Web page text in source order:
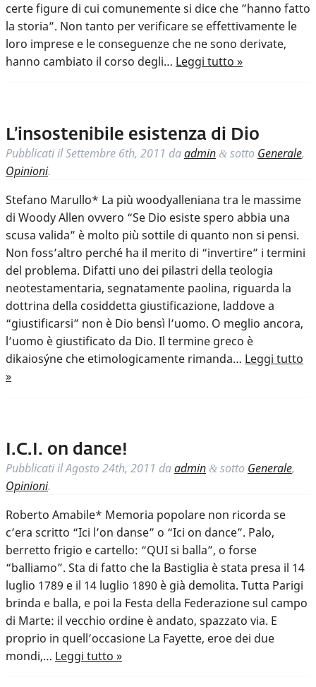
certe figure di cui comunemente si dice che ”hanno fatto
la storia”. Non tanto per verificare se effettivamente le
loro imprese e le conseguenze che ne sono derivate,
hanno cambiato il corso degli… Leggi tutto »
L’insostenibile esistenza di Dio
Pubblicati ilSettembre 6th, 2011 daadmin & sotto Generale,
Opinioni.
Stefano Marullo* La più woodyalleniana tra le massime
di Woody Allen ovvero “Se Dio esiste spero abbia una
scusa valida” è molto più sottile di quanto non si pensi.
Non foss’altro perché ha il merito di “invertire” i termini
del problema. Difatti uno dei pilastri della teologia
neotestamentaria, segnatamente paolina, riguarda la
dottrina della cosiddetta giustificazione, laddove a
“giustificarsi” non è Dio bensì l’uomo. O meglio ancora,
l’uomo è giustificato da Dio. Il termine greco è
dikaiosýne che etimologicamente rimanda… Leggi tutto
»
I.C.I. on dance!
Pubblicati ilAgosto 24th, 2011 daadmin & sotto Generale,
Opinioni.
Roberto Amabile* Memoria popolare non ricorda se
c’era scritto “Ici l’on danse” o “Ici on dance”. Palo,
berretto frigio e cartello: “QUI si balla”, o forse
“balliamo”. Sta di fatto che la Bastiglia è stata presa il 14
luglio 1789 e il 14 luglio 1890 è già demolita. Tutta Parigi
brinda e balla, e poi la Festa della Federazione sul campo
di Marte: il vecchio ordine è andato, spazzato via. E
proprio in quell’occasione La Fayette, eroe dei due
mondi,… Leggi tutto »